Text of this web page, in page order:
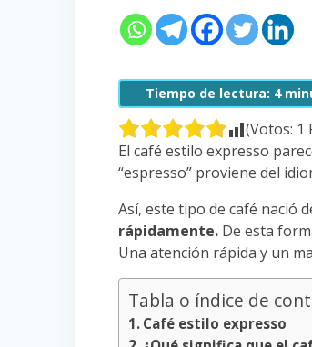
Tiempo de lectura: 4
(Votos: 1
El café estilo expresso
“espresso” proviene del
Así, este tipo de café nació
rápidamente. De esta
Una atención rápida y un
Tabla o índice de
Café estilo expresso